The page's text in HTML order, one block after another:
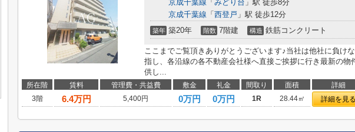
京成千葉線 「 みどり台 」駅 徒歩8分
京成千葉線 「 西登戸 」駅 徒歩12分
築年 築20年 階数 7階建 構造 鉄筋コンクリート
ここまでご覧頂きありがとうございます♪当社は他社に負け
指し、各沿線の各不動産会社様へ直接ご挨拶に行き最新の物
供し...
所在階 賃料 管理費・共益費 敷金 礼金 間取り 面積 詳細
3階
6.4万円 5,400円 0万円 0万円 1R 28.44㎡ 詳細を見